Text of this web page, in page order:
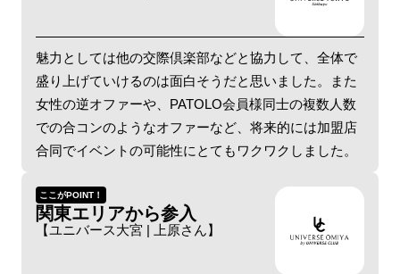
魅力としては他の交際倶楽部などと協力して、全体で
盛り上げていけるのは面白そうだと思いました。また
女性の逆オファーや、PATOLO会員様同士の複数人数
での合コンのようなオファーなど、将来的には加盟店
合同でイベントの可能性にとてもワクワクしました。
ここがPOINT！
関東エリアから参入
【ユニバース大宮 | 上原さん】